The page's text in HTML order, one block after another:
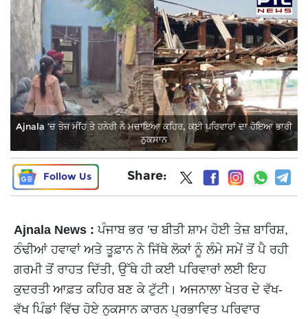
Ajnala ’ਚ ਤੇਜ਼ ਮੀਂਹ ਤੇ ਹਨੇਰੀ ਨੇ ਮਚਾਇਆ ਕਹਿਰ, ਕਈ ਪਰਿਵਾਰਾਂ ਦਾ ਹੋਇਆ ਭਾਰੀ
ਨੁਕਸਾਨ
Follow Us Share:
Ajnala News : ਪੰਜਾਬ ਭਰ ’ਚ ਬੀਤੀ ਸ਼ਾਮ ਹੋਈ ਤੇਜ਼ ਬਾਰਿਸ਼,
ਠੰਢੀਆਂ ਹਵਾਵਾਂ ਅਤੇ ਤੂਫ਼ਾਨ ਨੇ ਜਿੱਥੇ ਲੋਕਾਂ ਨੂੰ ਲੰਮੇ ਸਮੇਂ ਤੋਂ ਪੈ ਰਹੀ
ਗਰਮੀ ਤੋਂ ਰਾਹਤ ਦਿੱਤੀ, ਉੱਥੇ ਹੀ ਕਈ ਪਰਿਵਾਰਾਂ ਲਈ ਇਹ
ਕੁਦਰਤੀ ਆਫ਼ਤ ਕਹਿਰ ਬਣ ਕੇ ਟੁੱਟੀ। ਅਜਨਾਲਾ ਖੇਤਰ ਦੇ ਵੱਖ-
ਵੱਖ ਪਿੰਡਾਂ ਵਿੱਚ ਹੋਏ ਨੁਕਸਾਨ ਕਾਰਨ ਪ੍ਰਭਾਵਿਤ ਪਰਿਵਾਰ